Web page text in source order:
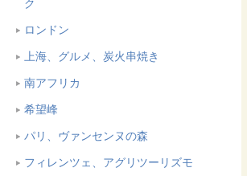
ク
ロンドン
上海、グルメ、炭火串焼き
南アフリカ
希望峰
パリ、ヴァンセンヌの森
フィレンツェ、アグリツーリズモ